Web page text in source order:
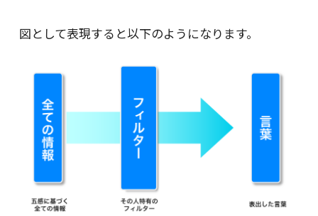
図として表現すると以下のようになります。